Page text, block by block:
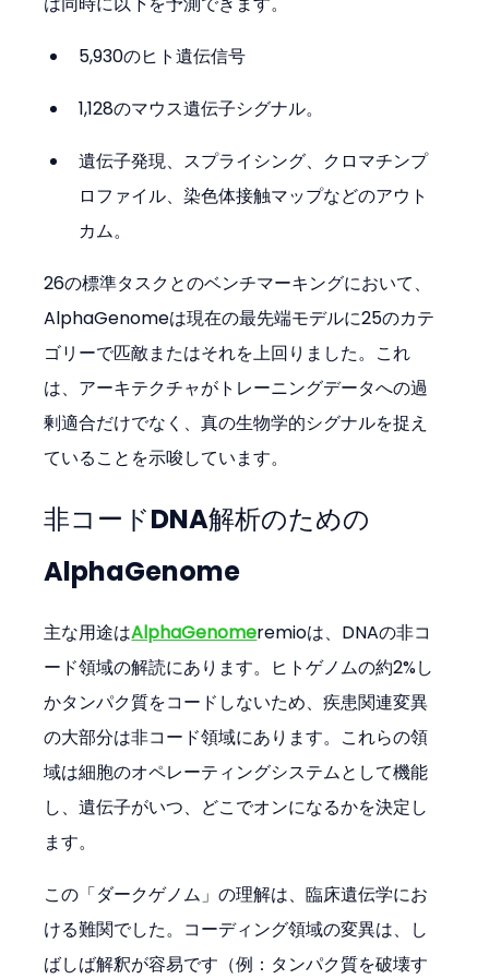
5,930のヒト遺伝信号
1,128のマウス遺伝子シグナル。
遺伝子発現、スプライシング、クロマチンプ
ロファイル、染色体接触マップなどのアウト
カム。
26の標準タスクとのベンチマーキングにおいて、
AlphaGenomeは現在の最先端モデルに25のカテ
ゴリーで匹敵またはそれを上回りました。これ
は、アーキテクチャがトレーニングデータへの過
剰適合だけでなく、真の生物学的シグナルを捉え
ていることを示唆しています。
非コードDNA解析のための
AlphaGenome
主な用途はAlphaGenomeremioは、DNAの非コ
ード領域の解読にあります。ヒトゲノムの約2%し
かタンパク質をコードしないため、疾患関連変異
の大部分は非コード領域にあります。これらの領
域は細胞のオペレーティングシステムとして機能
し、遺伝子がいつ、どこでオンになるかを決定し
ます。
この「ダークゲノム」の理解は、臨床遺伝学にお
ける難関でした。コーディング領域の変異は、し
ばしば解釈が容易です（例：タンパク質を破壊す